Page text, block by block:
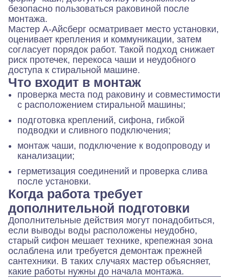
безопасно пользоваться раковиной после
монтажа.
Мастер А-Айсберг осматривает место установки,
оценивает крепления и коммуникации, затем
согласует порядок работ. Такой подход снижает
риск протечек, перекоса чаши и неудобного
доступа к стиральной машине.
Что входит в монтаж
проверка места под раковину и совместимости
с расположением стиральной машины;
подготовка креплений, сифона, гибкой
подводки и сливного подключения;
монтаж чаши, подключение к водопроводу и
канализации;
герметизация соединений и проверка слива
после установки.
Когда работа требует
дополнительной подготовки
Дополнительные действия могут понадобиться,
если выводы воды расположены неудобно,
старый сифон мешает технике, крепежная зона
ослаблена или требуется демонтаж прежней
сантехники. В таких случаях мастер объясняет,
какие работы нужны до начала монтажа.